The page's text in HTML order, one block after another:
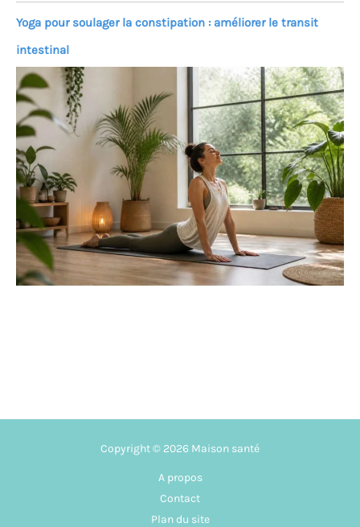
Yoga pour soulager la constipation : améliorer le transit
intestinal
Copyright © 2026 Maison santé
A propos
Contact
Plan du site